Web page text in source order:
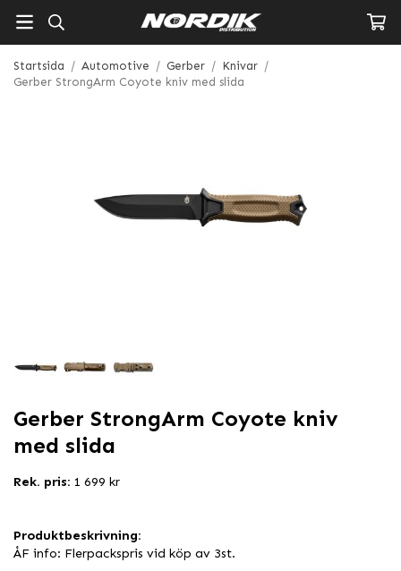
Startsida / Automotive / Gerber / Knivar /
Gerber StrongArm Coyote kniv med slida
Gerber StrongArm Coyote kniv
med slida
Rek. pris: 1 699 kr
Produktbeskrivning:
ÅF info: Flerpackspris vid köp av 3st.